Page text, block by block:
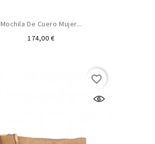
Mochila De Cuero Mujer...
174,00 €Precio
favorite_border